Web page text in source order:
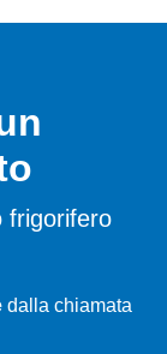
frigorifero
dalla chiamata